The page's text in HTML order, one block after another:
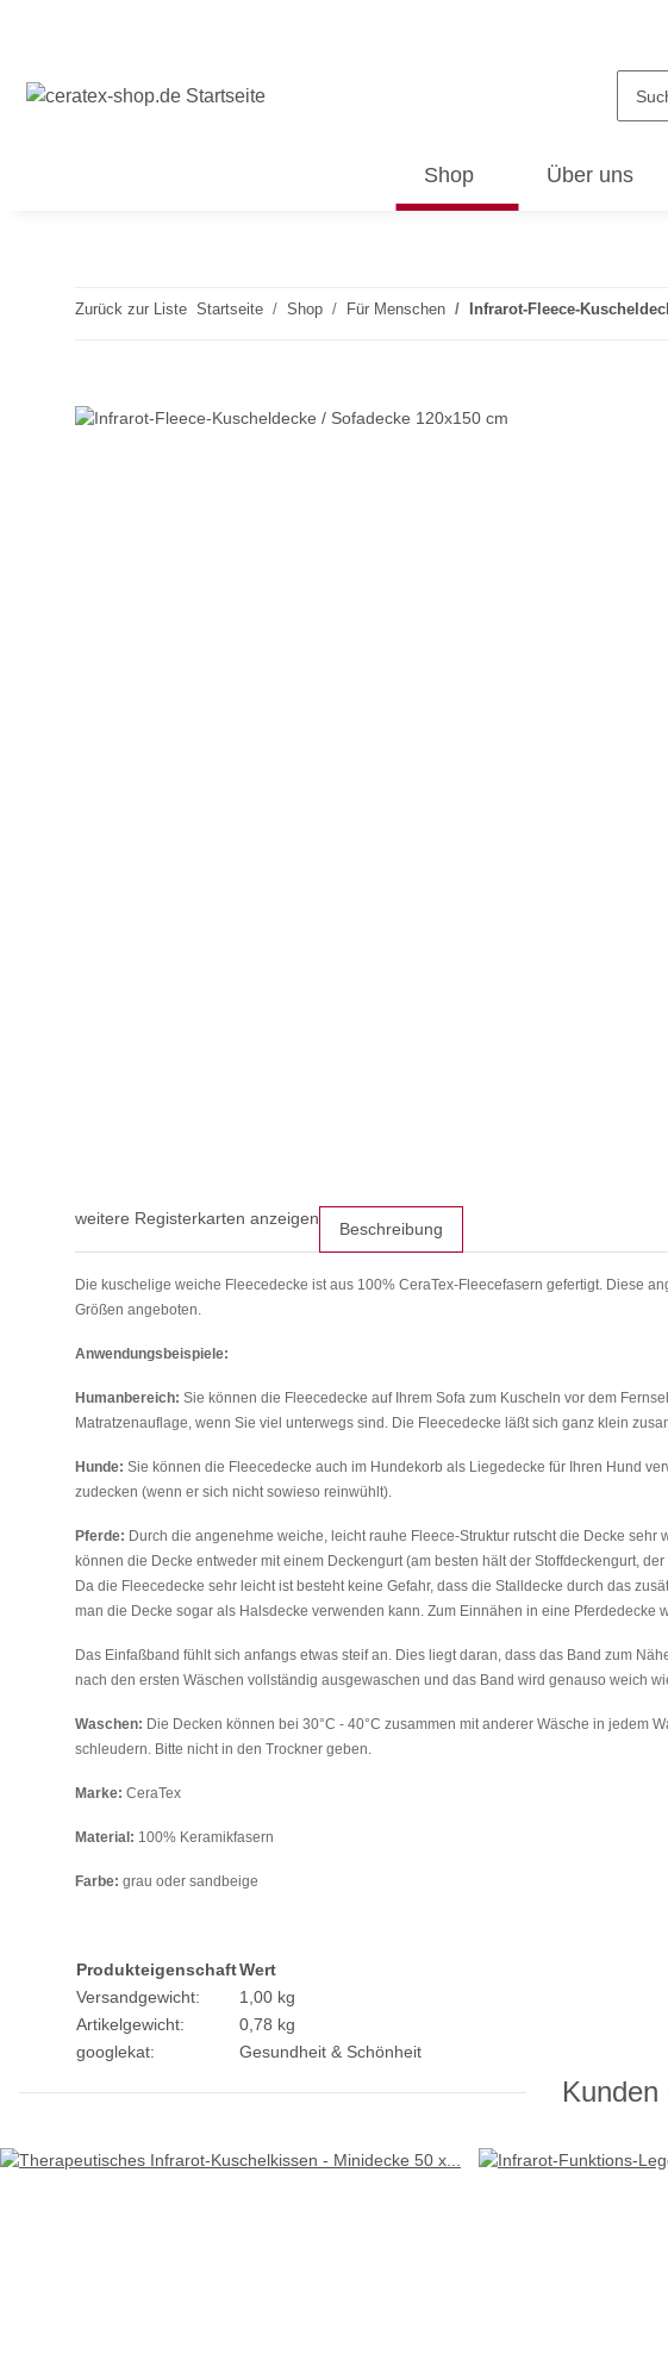
Shop Über uns
Zurück zur Liste Startseite Shop Für Menschen Infrarot-Fleece-
weitere Registerkarten anzeigen
Beschreibung
Die kuschelige weiche Fleecedecke ist aus 100% CeraTex-Fleecefasern gefertigt. Diese
Größen angeboten.
Anwendungsbeispiele:
Humanbereich: Sie können die Fleecedecke auf Ihrem Sofa zum Kuscheln vor dem
Matratzenauflage, wenn Sie viel unterwegs sind. Die Fleecedecke läßt sich ganz klein
Hunde: Sie können die Fleecedecke auch im Hundekorb als Liegedecke für Ihren Hund
zudecken (wenn er sich nicht sowieso reinwühlt).
Pferde: Durch die angenehme weiche, leicht rauhe Fleece-Struktur rutscht die Decke
können die Decke entweder mit einem Deckengurt (am besten hält der Stoffdeckengurt,
Da die Fleecedecke sehr leicht ist besteht keine Gefahr, dass die Stalldecke durch das
man die Decke sogar als Halsdecke verwenden kann. Zum Einnähen in eine
Das Einfaßband fühlt sich anfangs etwas steif an. Dies liegt daran, dass das Band zum
nach den ersten Wäschen vollständig ausgewaschen und das Band wird genauso weich
Waschen: Die Decken können bei 30°C - 40°C zusammen mit anderer Wäsche in jedem
schleudern. Bitte nicht in den Trockner geben.
Marke: CeraTex
Material: 100% Keramikfasern
Farbe: grau oder sandbeige
ProdukteigenschaftWert
Versandgewicht:
1,00 kg
Artikelgewicht:
0,78 kg
googlekat:
Gesundheit & Schönheit